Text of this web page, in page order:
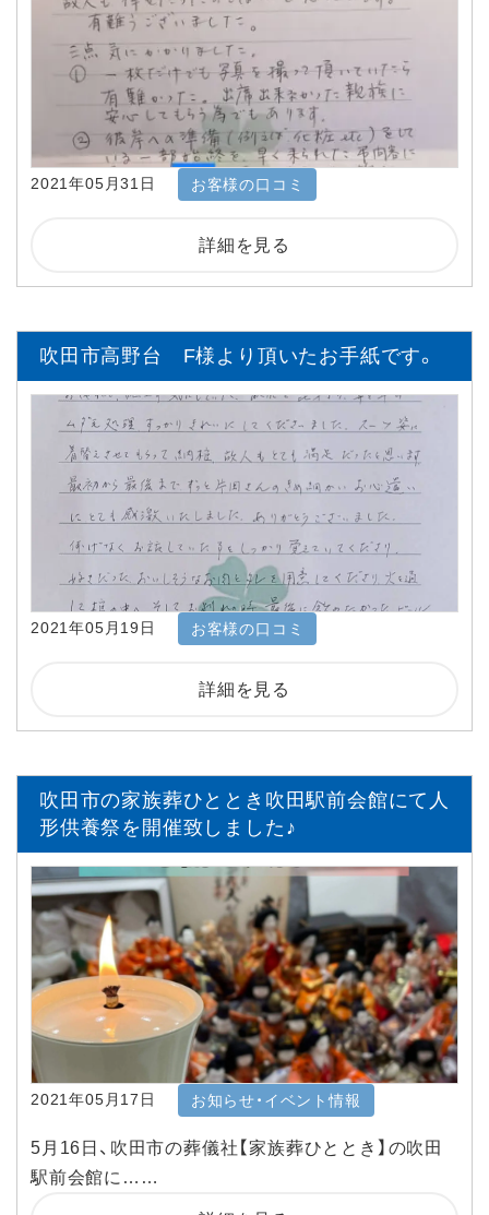
2021年05月31日 お客様の口コミ
詳細を見る
吹田市高野台 F様より頂いたお手紙です。
2021年05月19日 お客様の口コミ
詳細を見る
吹田市の家族葬ひととき吹田駅前会館にて人
形供養祭を開催致しました♪
2021年05月17日 お知らせ・イベント情報
5月16日、吹田市の葬儀社【家族葬ひととき】の吹田
駅前会館に……